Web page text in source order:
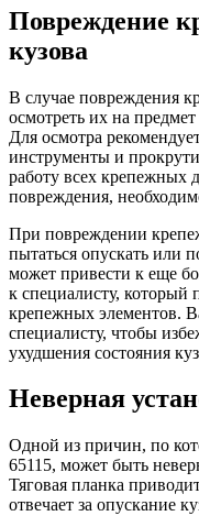
Повреждение
кузова
В случае повреждения
осмотреть их на
Для осмотра
инструменты и
работу всех крепежных
повреждения,
При повреждении
пытаться опускать или
может привести к еще
к специалисту, который
крепежных элементов.
специалисту, чтобы
ухудшения состояния
Неверная
Одной из причин, по
65115, может быть
Тяговая планка
отвечает за опускание